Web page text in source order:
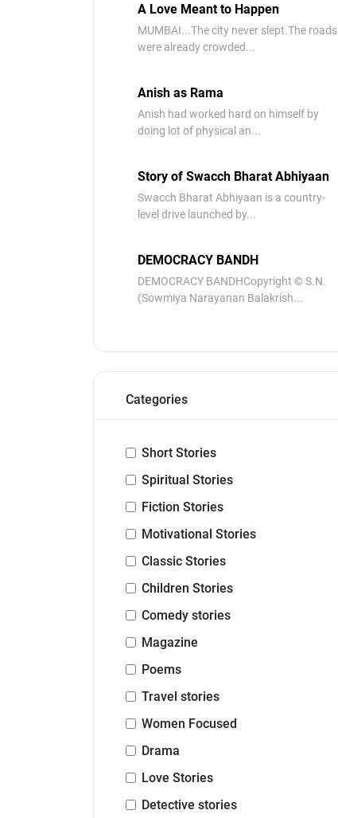
A Love Meant to Happen
MUMBAI...The city never slept.The roads
were already crowded...
Anish as Rama
Anish had worked hard on himself by
doing lot of physical an...
Story of Swacch Bharat Abhiyaan
Swacch Bharat Abhiyaan is a country-
level drive launched by...
DEMOCRACY BANDH
DEMOCRACY BANDHCopyright © S.N.
(Sowmiya Narayanan Balakrish...
Categories
Short Stories
Spiritual Stories
Fiction Stories
Motivational Stories
Classic Stories
Children Stories
Comedy stories
Magazine
Poems
Travel stories
Women Focused
Drama
Love Stories
Detective stories